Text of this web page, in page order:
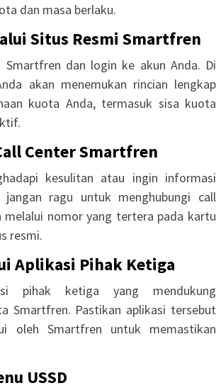
dan masa berlaku.
Situs Resmi Smartfren
Smartfren dan login ke akun Anda. Di
akan menemukan rincian lengkap
kuota Anda, termasuk sisa kuota
Center Smartfren
kesulitan atau ingin informasi
ragu untuk menghubungi call
melalui nomor yang tertera pada kartu
resmi.
Aplikasi Pihak Ketiga
pihak ketiga yang mendukung
Smartfren. Pastikan aplikasi tersebut
oleh Smartfren untuk memastikan
USSD